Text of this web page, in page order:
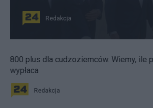
Redakcja
800 plus dla cudzoziemców. Wiemy, ile
wypłaca
Redakcja